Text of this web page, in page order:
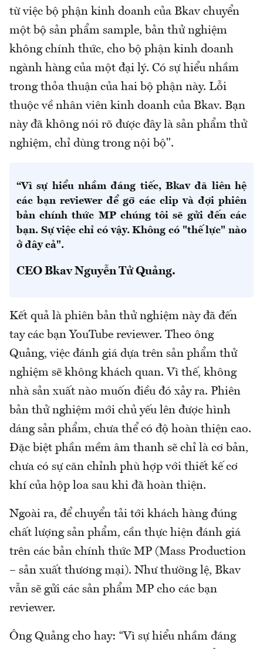
từ việc bộ phận kinh doanh của Bkav chuyển
một bộ sản phẩm sample, bản thử nghiệm
không chính thức, cho bộ phận kinh doanh
ngành hàng của một đại lý. Có sự hiểu nhầm
trong thỏa thuận của hai bộ phận này. Lỗi
thuộc về nhân viên kinh doanh của Bkav. Bạn
này đã không nói rõ được đây là sản phẩm thử
nghiệm, chỉ dùng trong nội bộ".
“Vì sự hiểu nhầm đáng tiếc, Bkav đã liên hệ
các bạn reviewer để gỡ các clip và đợi phiên
bản chính thức MP chúng tôi sẽ gửi đến các
bạn. Sự việc chỉ có vậy. Không có "thế lực" nào
ở đây cả".
CEO Bkav Nguyễn Tử Quảng.
Kết quả là phiên bản thử nghiệm này đã đến
tay các bạn YouTube reviewer. Theo ông
Quảng, việc đánh giá dựa trên sản phẩm thử
nghiệm sẽ không khách quan. Vì thế, không
nhà sản xuất nào muốn điều đó xảy ra. Phiên
bản thử nghiệm mới chủ yếu lên được hình
dáng sản phẩm, chưa thể có độ hoàn thiện cao.
Đặc biệt phần mềm âm thanh sẽ chỉ là cơ bản,
chưa có sự căn chỉnh phù hợp với thiết kế cơ
khí của hộp loa sau khi đã hoàn thiện.
Ngoài ra, để chuyển tải tới khách hàng đúng
chất lượng sản phẩm, cần thực hiện đánh giá
trên các bản chính thức MP (Mass Production
– sản xuất thương mại). Như thường lệ, Bkav
vẫn sẽ gửi các sản phẩm MP cho các bạn
reviewer.
Ông Quảng cho hay: “Vì sự hiểu nhầm đáng